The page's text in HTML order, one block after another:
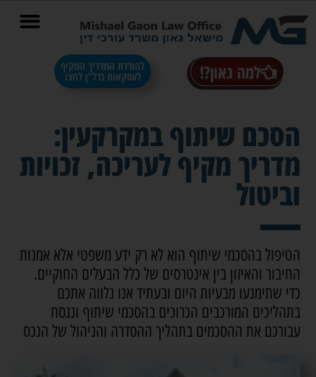
למה גאון?! להורדת המדריך המקיף
לעסקאות נדל"ן לחצו
הסכם שיתוף במקרקעין:
מדריך מקיף לעריכה, זכויות
וביטול
הטיפול בהסכמי שיתוף הוא לא רק ידע משפטי אלא אמנות
החיבור והאיזון בין אינטרסים של כלל הבעלים החוקיים.
כדי שתימנעו מבעיות היום ובעתיד אנו נלווה אתכם
בתהליכים המורכבים הכרוכים בהסכמי שיתוף וננסח
עבורכם את ההסכמים בתהליך ההסדרה והניהול של הנכס